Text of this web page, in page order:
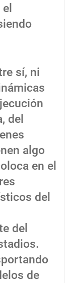
sí, ni
del
algo
en el
del
del
de